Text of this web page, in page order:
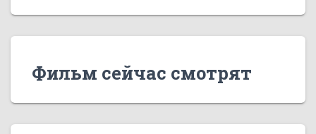
Фильм сейчас смотрят